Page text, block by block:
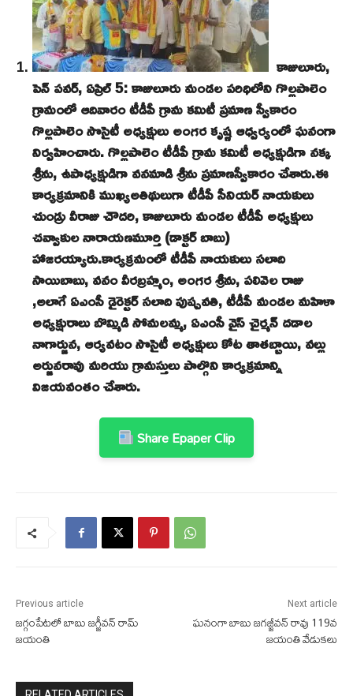
కాజులూరు,
పెన్ పవర్, ఏప్రిల్ 5: కాజులూరు మండల పరిధిలోని గొల్లపాలెం
గ్రామంలో ఆదివారం టీడీపీ గ్రామ కమిటీ ప్రమాణ స్వీకారం
గొల్లపాలెం సొసైటీ అధ్యక్షులు అంగర కృష్ణ ఆధ్వర్యంలో ఘనంగా
నిర్వహించారు. గొల్లపాలెం టీడీపీ గ్రామ కమిటీ అధ్యక్షుడిగా నక్క
శ్రీను, ఉపాధ్యక్షుడిగా వనమాడి శ్రీను ప్రమాణస్వీకారం చేశారు.ఈ
కార్యక్రమానికి ముఖ్యఅతిథులుగా టీడీపీ సీనియర్ నాయకులు
చుండ్రు వీరాజు చౌదరి, కాజులూరు మండల టీడీపీ అధ్యక్షులు
చవ్వాకుల నారాయణమూర్తి (డాక్టర్ బాబు)
హాజరయ్యారు.కార్యక్రమంలో టీడీపీ నాయకులు సలాది
సాయిబాబు, వనం వీరబ్రహ్మం, అంగర శ్రీను, పలివెల రాజు
,అలాగే ఏఎంసీ డైరెక్టర్ సలాది పుష్పవతి, టీడీపీ మండల మహిళా
అధ్యక్షురాలు బొమ్మిడి సోమలమ్మ, ఏఎంసీ వైస్ చైర్మన్ దడాల
నాగార్జున, ఆర్యవటం సొసైటీ అధ్యక్షులు కోట తాతబ్బాయి, వల్లు
అర్జునరావు మరియు గ్రామస్తులు పాల్గొని కార్యక్రమాన్ని
విజయవంతం చేశారు.
Share Epaper Clip
Previous article
జగ్గంపేటలో బాబు జగ్జీవన్ రామ్
జయంతి
Next article
ఘనంగా బాబు జగజ్జీవన్ రావు 119వ
జయంతి వేడుకలు